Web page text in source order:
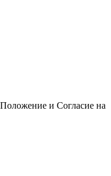
и Согласие на